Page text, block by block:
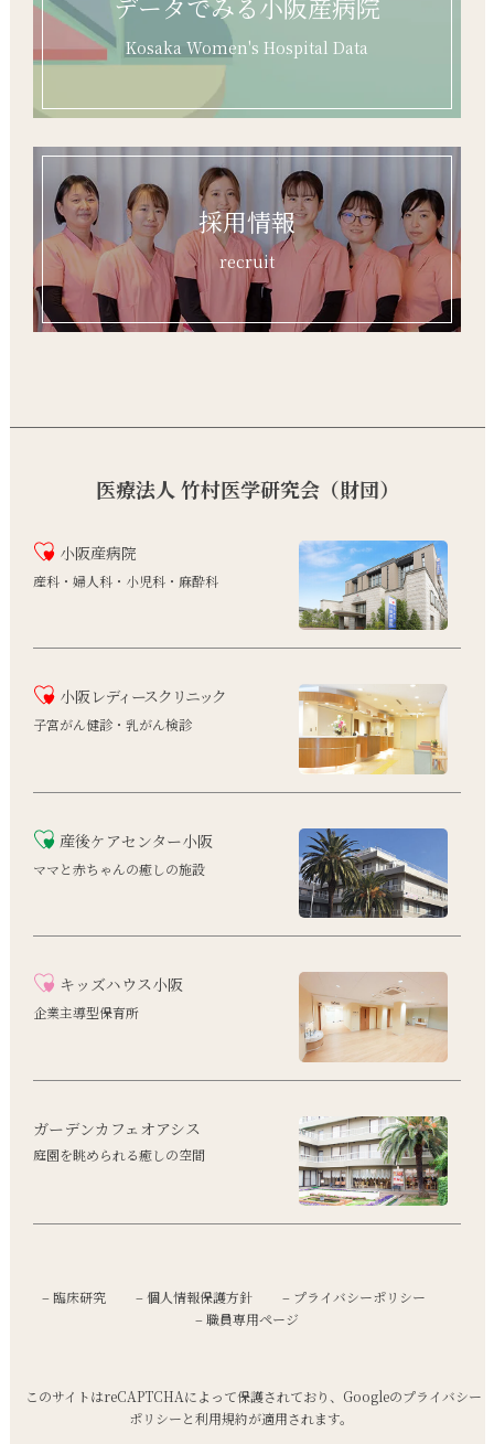
データでみる小阪産病院
Kosaka Women's Hospital Data
採用情報
recruit
医療法人 竹村医学研究会（財団）
小阪産病院
産科・婦人科・小児科・麻酔科
小阪 レディースクリニック
子宮がん健診・乳がん検診
産後ケアセンター小阪
ママと赤ちゃんの癒しの施設
キッズハウス小阪
企業主導型保育所
ガーデンカフェオアシス
庭園を眺められる癒しの空間
– 臨床研究 – 個人情報保護方針
– プライバシーポリシー
– 職員専用ページ
このサイトはreCAPTCHAによって保護されており、Googleのプライバシー
ポリシーと利用規約が適用されます。